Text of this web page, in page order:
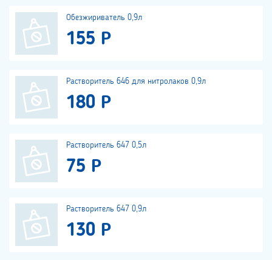
Обезжириватель 0,9л
155 Р
Растворитель 646 для нитролаков 0,9л
180 Р
Растворитель 647 0,5л
75 Р
Растворитель 647 0,9л
130 Р